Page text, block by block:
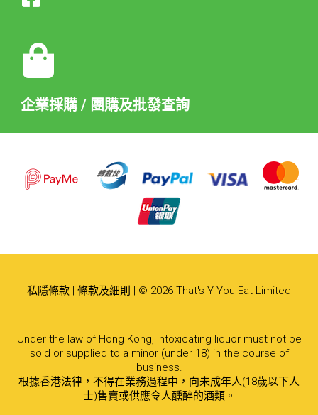
企業採購 / 團購及批發查詢
私隱條款 | 條款及細則 | © 2026 That's Y You Eat Limited
Under the law of Hong Kong, intoxicating liquor must not be
sold or supplied to a minor (under 18) in the course of
business.
根據香港法律，不得在業務過程中，向未成年人(18歲以下人
士)售賣或供應令人醺醉的酒類。